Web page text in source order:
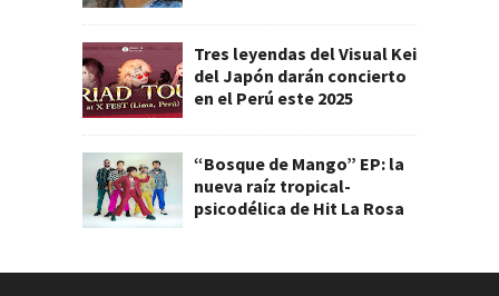
Tres leyendas del Visual Kei
del Japón darán concierto
en el Perú este 2025
“Bosque de Mango” EP: la
nueva raíz tropical-
psicodélica de Hit La Rosa